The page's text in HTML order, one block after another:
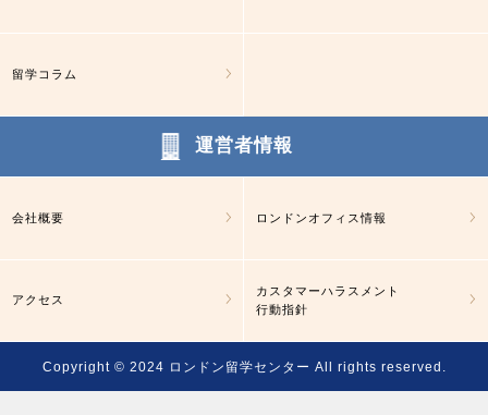
留学コラム
運営者情報
会社概要 ロンドンオフィス情報
アクセス
カスタマーハラスメント
行動指針
Copyright © 2024 ロンドン留学センター All rights reserved.